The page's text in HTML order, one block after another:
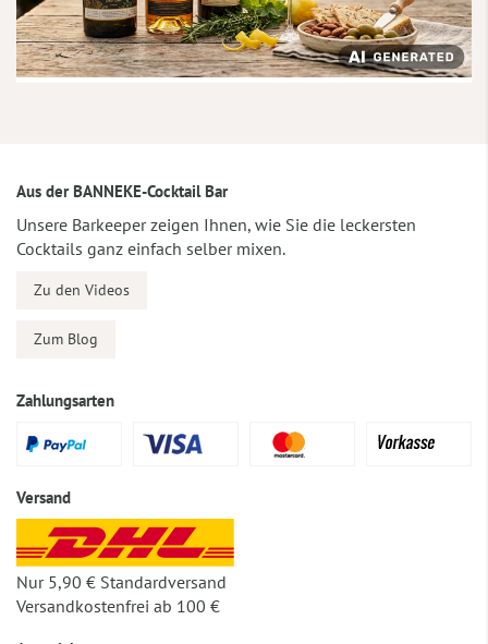
Aus der BANNEKE-Cocktail Bar
Unsere Barkeeper zeigen Ihnen, wie Sie die leckersten
Cocktails ganz einfach selber mixen.
Zu den Videos
Zum Blog
Zahlungsarten
Versand
Nur 5,90 € Standardversand
Versandkostenfrei ab 100 €